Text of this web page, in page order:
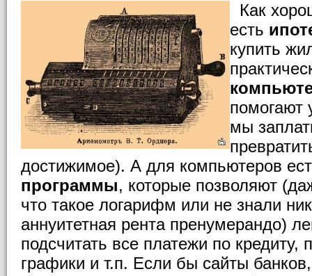
Как
есть
купить
помогают
мы
достижимое). А для компьютеров
программы, которые позволяют
что такое логарифм или не знали
аннуитетная рента пренумерандо)
подсчитать все платежи по кредиту,
графики и т.п. Если бы сайты